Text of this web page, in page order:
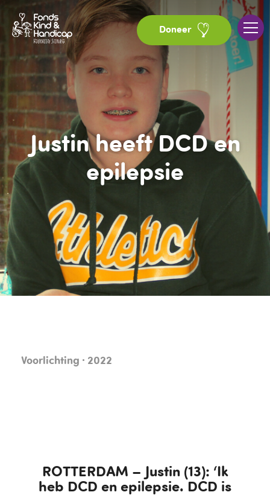
Doneer
Justin heeft DCD en
epilepsie
Voorlichting · 2022
ROTTERDAM – Justin (13): ‘Ik
heb DCD en epilepsie. DCD is